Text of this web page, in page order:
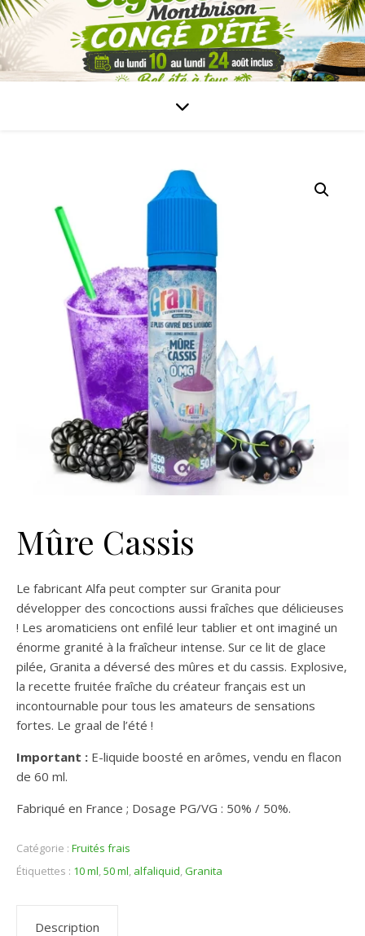
Mûre Cassis
Le fabricant Alfa peut compter sur Granita pour
développer des concoctions aussi fraîches que délicieuses
! Les aromaticiens ont enfilé leur tablier et ont imaginé un
énorme granité à la fraîcheur intense. Sur ce lit de glace
pilée, Granita a déversé des mûres et du cassis. Explosive,
la recette fruitée fraîche du créateur français est un
incontournable pour tous les amateurs de sensations
fortes. Le graal de l’été !
Important : E-liquide boosté en arômes, vendu en flacon
de 60 ml.
Fabriqué en France ; Dosage PG/VG : 50% / 50%.
Catégorie : Fruités frais
Étiquettes : 10 ml,50 ml, alfaliquid,Granita
Description